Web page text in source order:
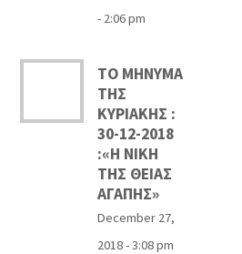
- 2:06 pm
ΤΟ ΜΗΝΥΜΑ
ΤΗΣ
ΚΥΡΙΑΚΗΣ :
30-12-2018
:«Η ΝΙΚΗ
ΤΗΣ ΘΕΙΑΣ
ΑΓΑΠΗΣ»
December 27,
2018 - 3:08 pm